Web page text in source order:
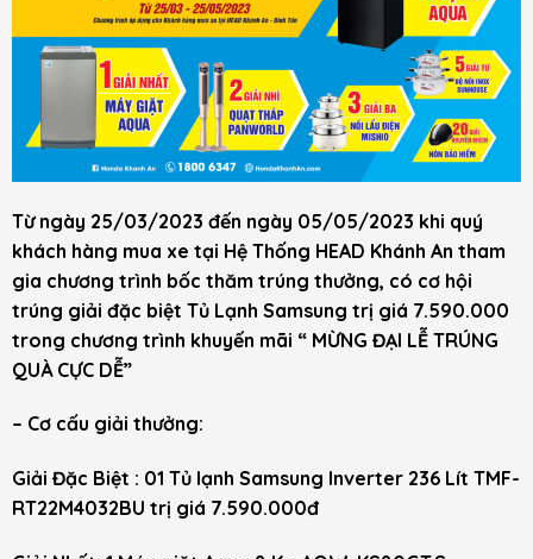
Từ ngày 25/03/2023 đến ngày 05/05/2023 khi quý
khách hàng mua xe tại Hệ Thống HEAD Khánh An tham
gia chương trình bốc thăm trúng thưởng, có cơ hội
trúng giải đặc biệt Tủ Lạnh Samsung trị giá 7.590.000
trong chương trình khuyến mãi “ MỪNG ĐẠI LỄ TRÚNG
QUÀ CỰC DỄ”
– Cơ cấu giải thưởng:
Giải Đặc Biệt : 01 Tủ lạnh Samsung Inverter 236 Lít TMF-
RT22M4032BU trị giá 7.590.000đ